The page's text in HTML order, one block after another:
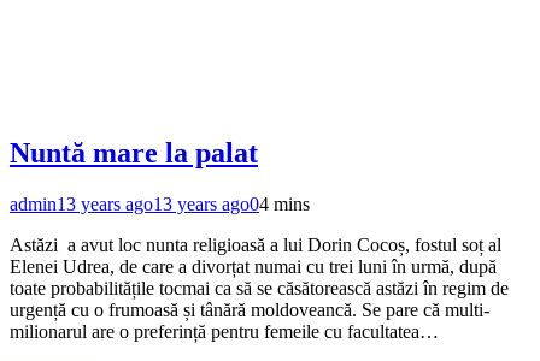
Nuntă mare la palat
admin13 years ago13 years ago04 mins
Astăzi a avut loc nunta religioasă a lui Dorin Cocoș, fostul soț al
Elenei Udrea, de care a divorțat numai cu trei luni în urmă, după
toate probabilitățile tocmai ca să se căsătorească astăzi în regim de
urgență cu o frumoasă și tânără moldoveancă. Se pare că multi-
milionarul are o preferință pentru femeile cu facultatea…